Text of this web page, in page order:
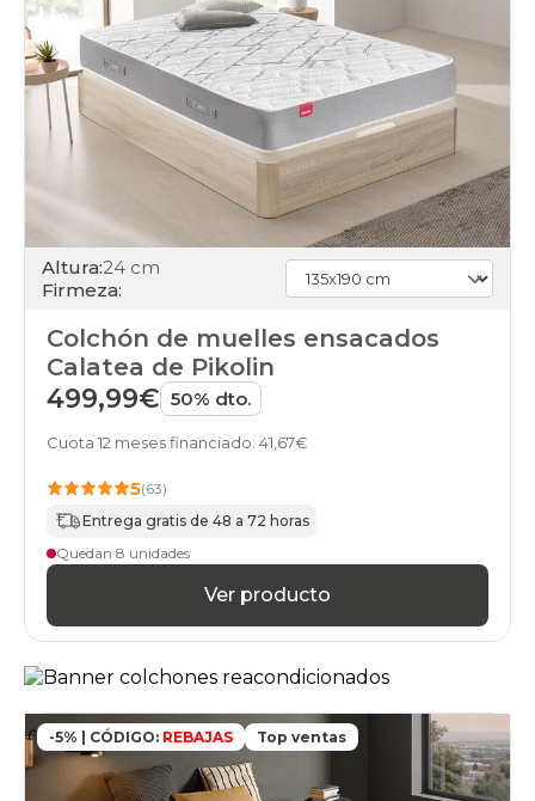
Altura:24 cm
Firmeza:
Colchón de muelles ensacados
Calatea de Pikolin
499,99€ 50% dto.
Cuota 12 meses financiado: 41,67€
5(63)
Entrega gratis de 48 a 72 horas
Quedan 8 unidades
Ver producto
-5% | CÓDIGO: REBAJAS Top ventas